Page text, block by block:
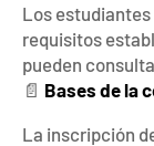
Los
requisitos
pueden
📄 Bases de la
La inscripción